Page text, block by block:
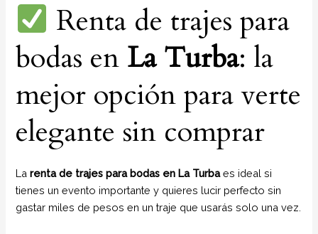
Renta de trajes para
bodas en La Turba: la
mejor opción para verte
elegante sin comprar
Larenta de trajes para bodas en La Turbaes ideal si
tienes un evento importante y quieres lucir perfecto sin
gastar miles de pesos en un traje que usarás solo una vez.